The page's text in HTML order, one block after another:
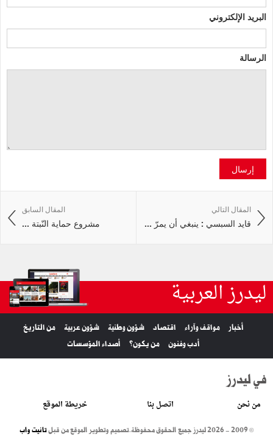
البريد الإلكتروني
الرسالة
إرسال
المقال السابق
مشروع حماية النّبتة ...
المقال التالي
قايد السبسي : ينبغي أن يمرّ ...
ليدرز العربية
أخبار مواقف وآراء اقتصاد شؤون وطنية شؤون عربية
من التاريخ
أدب وفنون
من يكون؟ أصداء المؤسسات
في ليدرز
من نحن اتصل بنا خريطة الموقع
© 2009 - 2026 ليدرز جميع الحقوق محفوظة. تصميم وتطوير الموقع من قبلتانيت واب